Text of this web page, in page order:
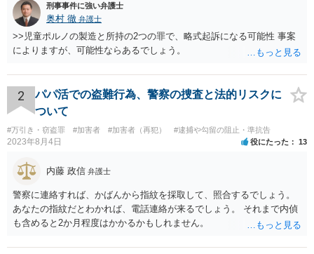
刑事事件に強い弁護士
奥村 徹 弁護士
>>児童ポルノの製造と所持の2つの罪で、略式起訴になる可能性 事案
によりますが、可能性ならあるでしょう。
2
パパ活での盗難行為、警察の捜査と法的リスクに
ついて
#万引き・窃盗罪 #加害者 #加害者（再犯） #逮捕や勾留の阻止・準抗告
2023年8月4日 役にたった 13
内藤 政信 弁護士
警察に連絡すれば、かばんから指紋を採取して、照合するでしょう。
あなたの指紋だとわかれば、電話連絡が来るでしょう。 それまで内偵
も含めると2か月程度はかかるかもしれません。